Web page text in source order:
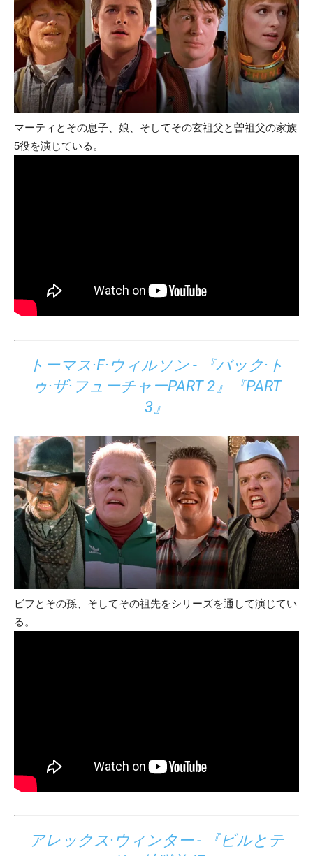
マーティとその息子、娘、そしてその玄祖父と曽祖父の家族
5役を演じている。
トーマス·F·ウィルソン - 『バック·ト
ゥ·ザ·フューチャーPART 2』『PART
3』
ビフとその孫、そしてその祖先をシリーズを通して演じてい
る。
アレックス·ウィンター - 『ビルとテ